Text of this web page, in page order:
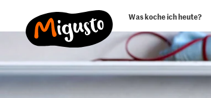
Was koche ich heute?